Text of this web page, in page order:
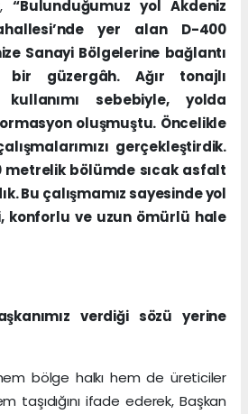
“Bulunduğumuz yol Akdeniz
yer alan D-400
Sanayi Bölgelerine bağlantı
bir güzergâh. Ağır tonajlı
sebebiyle, yolda
oluşmuştu. Öncelikle
gerçekleştirdik.
metrelik bölümde sıcak asfalt
Bu çalışmamız sayesinde yol
konforlu ve uzun ömürlü hale
verdiği sözü yerine
hem bölge halkı hem de üreticiler
taşıdığını ifade ederek, Başkan